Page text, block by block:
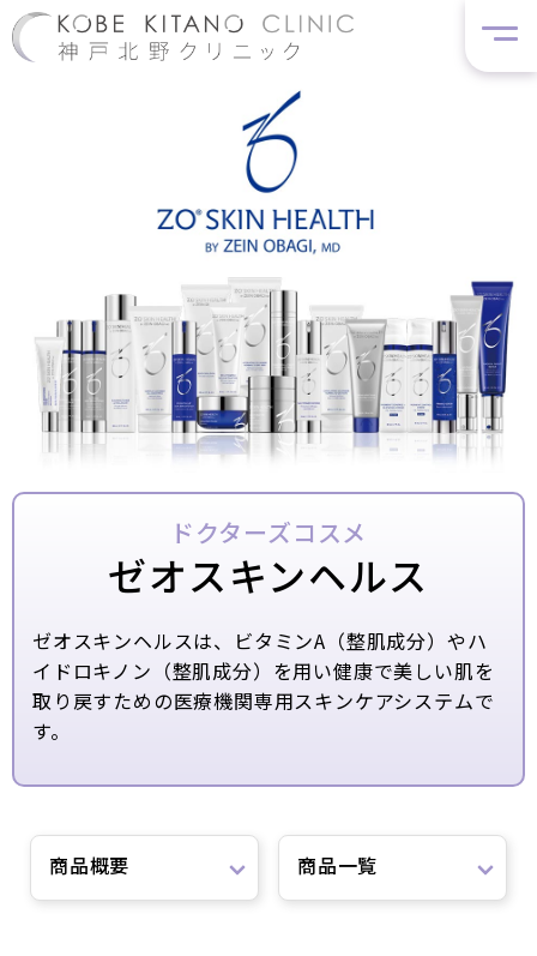
ドクターズコスメ
ゼオスキンヘルス
ゼオスキンヘルスは、ビタミンA（整肌成分）やハ
イドロキノン（整肌成分）を用い健康で美しい肌を
取り戻すための医療機関専用スキンケアシステムで
す。
商品概要 商品一覧